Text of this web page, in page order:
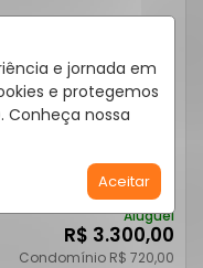
e jornada em
e protegemos
Conheça nossa
Aceitar
67M²
- SÃO JOSÉ
Aluguel
R$ 3.300,00
Condomínio R$ 720,00